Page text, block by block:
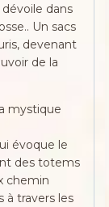
dans
Un sacs
devenant
de la
mystique
évoque le
des totems
chemin
à travers les